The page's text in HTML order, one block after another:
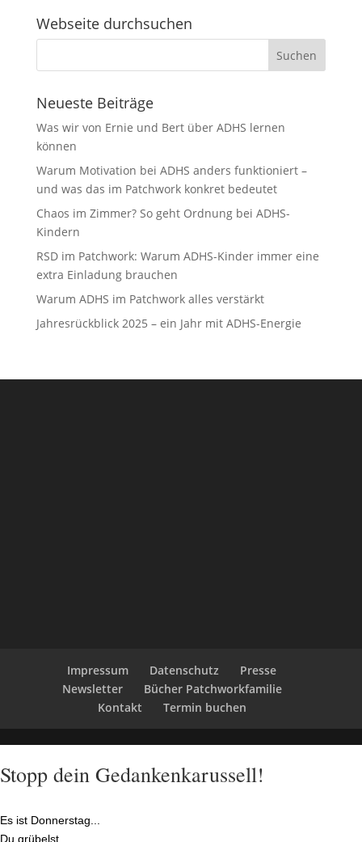
Webseite durchsuchen
Neueste Beiträge
Was wir von Ernie und Bert über ADHS lernen
können
Warum Motivation bei ADHS anders funktioniert –
und was das im Patchwork konkret bedeutet
Chaos im Zimmer? So geht Ordnung bei ADHS-
Kindern
RSD im Patchwork: Warum ADHS-Kinder immer eine
extra Einladung brauchen
Warum ADHS im Patchwork alles verstärkt
Jahresrückblick 2025 – ein Jahr mit ADHS-Energie
Impressum Datenschutz
Presse
Newsletter
Bücher Patchworkfamilie
Kontakt
Termin buchen
Stopp dein Gedankenkarussell!
Es ist Donnerstag...
Du grübelst.